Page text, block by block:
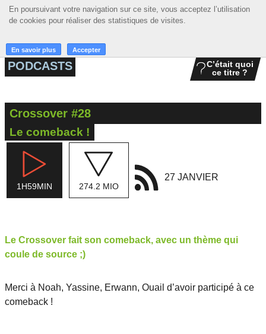
En poursuivant votre navigation sur ce site, vous acceptez l’utilisation
de cookies pour réaliser des statistiques de visites.
En savoir plus Accepter
En poursuivant votre navigation sur ce site, vous acceptez l’utilisation
de cookies pour réaliser des statistiques de visites.
En savoir plus Accepter
☰ MENU
ACCUEIL
ACTIONS
PODCASTS
C’était quoi
ce titre ?
Crossover #28
Le comeback !
1H59MIN 274.2 MIO
27 JANVIER
Le Crossover fait son comeback, avec un thème qui
coule de source ;)
Merci à Noah, Yassine, Erwann, Ouail d’avoir participé à ce
comeback !